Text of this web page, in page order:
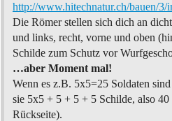
http://www.hitechnatur.ch/bauen/3/
Die Römer stellen sich dich an
und links, recht, vorne und oben
Schilde zum Schutz vor
…aber Moment mal!
Wenn es z.B. 5x5=25 Soldaten
sie 5x5 + 5 + 5 + 5 Schilde, also
Rückseite).